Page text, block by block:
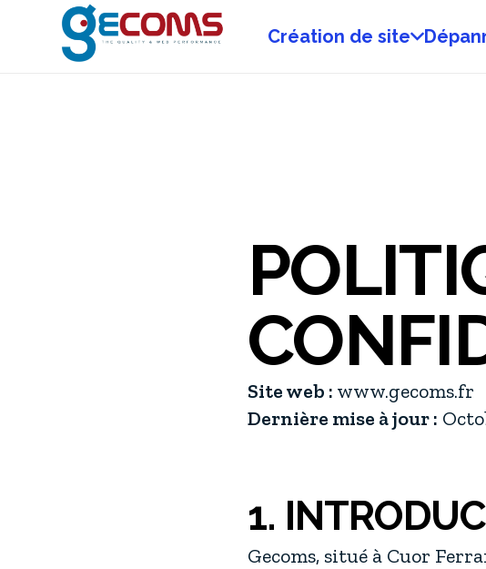
Création de site
Site web : www.gecoms.fr
Dernière mise à jour :
1.
Gecoms, situé à Cuor